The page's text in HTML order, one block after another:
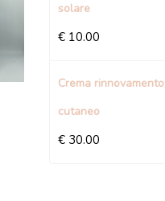
solare
€10.00
Crema rinnovamento
cutaneo
€30.00